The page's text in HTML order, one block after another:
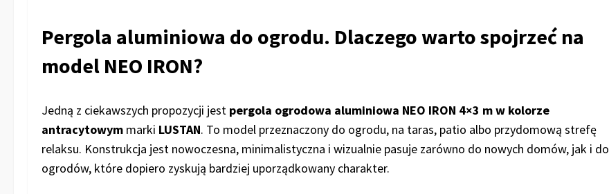
Pergola aluminiowa do ogrodu. Dlaczego warto spojrzeć na
model NEO IRON?
Jedną z ciekawszych propozycji jest pergola ogrodowa aluminiowa NEO IRON 4×3 m w kolorze
antracytowym marki LUSTAN. To model przeznaczony do ogrodu, na taras, patio albo przydomową strefę
relaksu. Konstrukcja jest nowoczesna, minimalistyczna i wizualnie pasuje zarówno do nowych domów, jak i do
ogrodów, które dopiero zyskują bardziej uporządkowany charakter.